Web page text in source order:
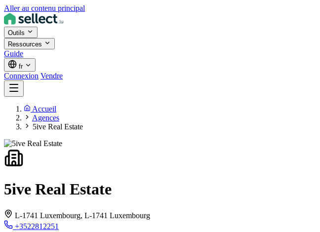
Aller au contenu principal
Outils
Ressources
Guide
fr
Connexion Vendre
Accueil
Agences
5ive Real Estate
5ive Real Estate
L-1741 Luxembourg, L-1741 Luxembourg
+3522812251